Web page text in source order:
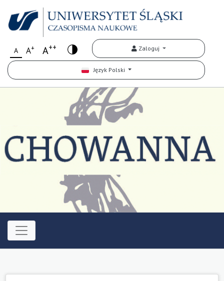
A A+ A++ Zaloguj
Język Polski